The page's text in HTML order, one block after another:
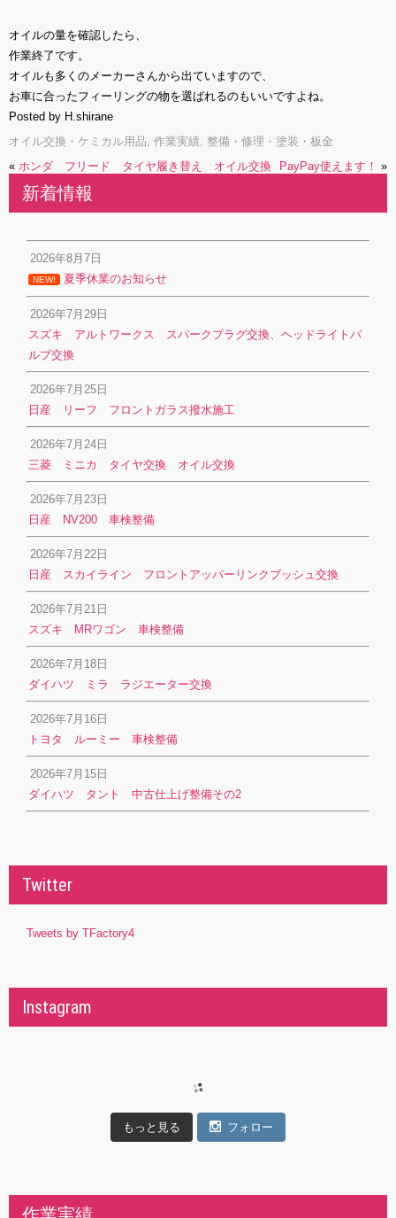
オイルの量を確認したら、
作業終了です。
オイルも多くのメーカーさんから出ていますので、
お車に合ったフィーリングの物を選ばれるのもいいですよね。
Posted by H.shirane
オイル交換・ケミカル用品, 作業実績, 整備・修理・塗装・板金
« ホンダ フリード タイヤ履き替え オイル交換 PayPay使えます！ »
新着情報
2026年8月7日
NEW! 夏季休業のお知らせ
2026年7月29日
スズキ アルトワークス スパークプラグ交換、ヘッドライトバ
ルブ交換
2026年7月25日
日産 リーフ フロントガラス撥水施工
2026年7月24日
三菱 ミニカ タイヤ交換 オイル交換
2026年7月23日
日産 NV200 車検整備
2026年7月22日
日産 スカイライン フロントアッパーリンクブッシュ交換
2026年7月21日
スズキ MRワゴン 車検整備
2026年7月18日
ダイハツ ミラ ラジエーター交換
2026年7月16日
トヨタ ルーミー 車検整備
2026年7月15日
ダイハツ タント 中古仕上げ整備その2
Twitter
Tweets by TFactory4
Instagram
もっと見る フォロー